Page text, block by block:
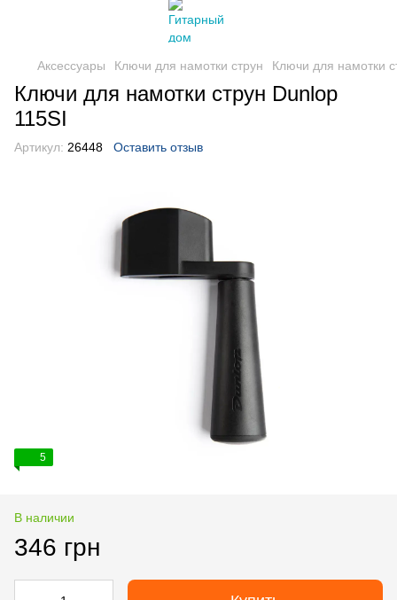
Аксессуары Ключи для намотки струн Ключи для намотки
Ключи для намотки струн Dunlop
115SI
Артикул: 26448 Оставить отзыв
5
В наличии
346 грн